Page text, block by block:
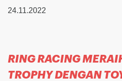
24.11.2022
RING RACING
TROPHY DENGAN